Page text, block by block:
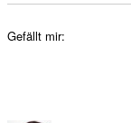
Gefällt mir: